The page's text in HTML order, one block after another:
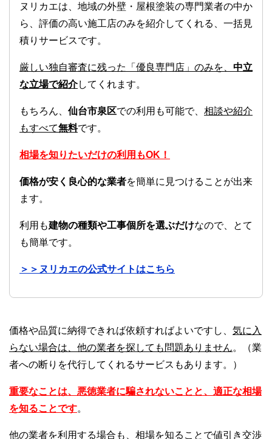
ヌリカエは、地域の外壁・屋根塗装の専門業者の中か
ら、評価の高い施工店のみを紹介してくれる、一括見
積りサービスです。
厳しい独自審査に残った「優良専門店」のみを、 中立
な立場で紹介してくれます。
もちろん、 仙台市泉区での利用も可能で、 相談や紹介
もすべて無料です。
相場を知りたいだけの利用もOK！
価格が安く良心的な業者を簡単に見つけることが出来
ます。
利用も建物の種類や工事個所を選ぶだけなので、とて
も簡単です。
＞＞ヌリカエの公式サイトはこちら
価格や品質に納得できれば依頼すればよいですし、 気に入
らない場合は、他の業者を探しても問題ありません。（業
者への断りを代行してくれるサービスもあります。）
重要なことは、悪徳業者に騙されないことと、適正な相場
を知ることです。
他の業者を利用する場合も、相場を知ることで値引き交渉